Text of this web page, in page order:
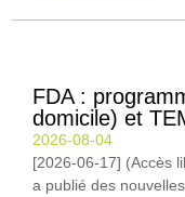
FDA :
domicile) et
2026-08-04
[2026-06-17] (Accès
a publié des